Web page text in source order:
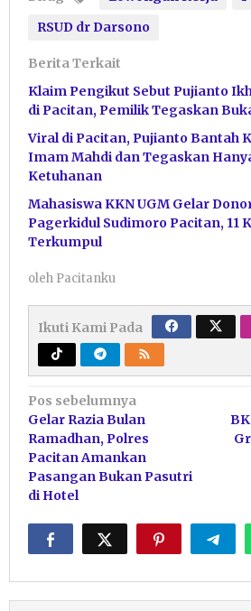
RSUD dr Darsono
Berita Terkait
Klaim Pengikut Sebut Pujianto
di Pacitan, Pemilik Tegaskan
Viral di Pacitan, Pujianto Bantah
Imam Mahdi dan Tegaskan
Ketuhanan
Mahasiswa KKN UGM Gelar
Pagerkidul Sudimoro Pacitan, 11
Terkumpul
oleh Pacitanku
Ikuti Kami Pada
Navigasi
pos
Pos sebelumnya
Gelar Razia Bulan
Ramadhan, Polres
Pacitan Amankan
Pasangan Bukan Pasutri
di Hotel